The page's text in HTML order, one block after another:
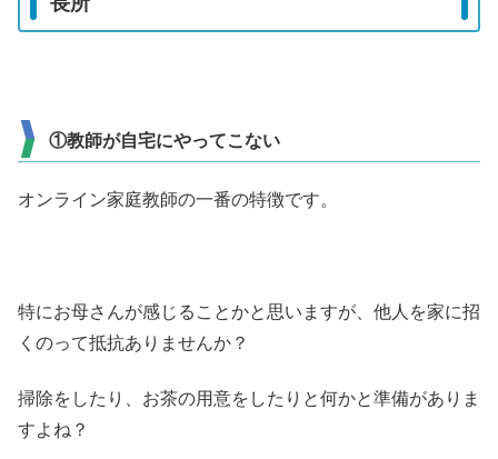
①教師が自宅にやってこない
オンライン家庭教師の一番の特徴です。
特にお母さんが感じることかと思いますが、他人を家に招
くのって抵抗ありませんか？
掃除をしたり、お茶の用意をしたりと何かと準備がありま
すよね？